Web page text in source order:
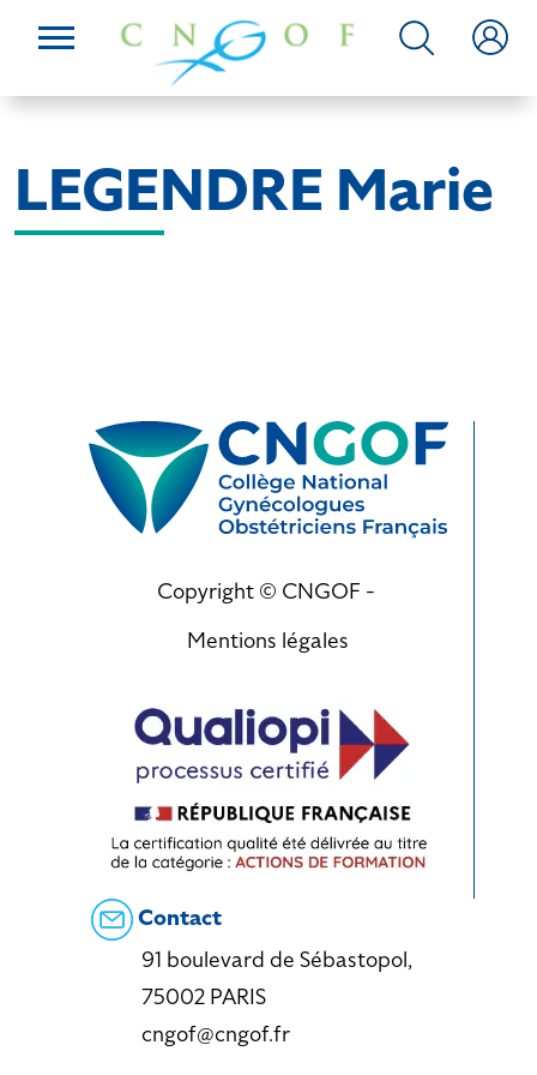
LEGENDRE Marie
Copyright © CNGOF -
Mentions légales
Contact
91 boulevard de Sébastopol,
75002 PARIS
cngof@cngof.fr